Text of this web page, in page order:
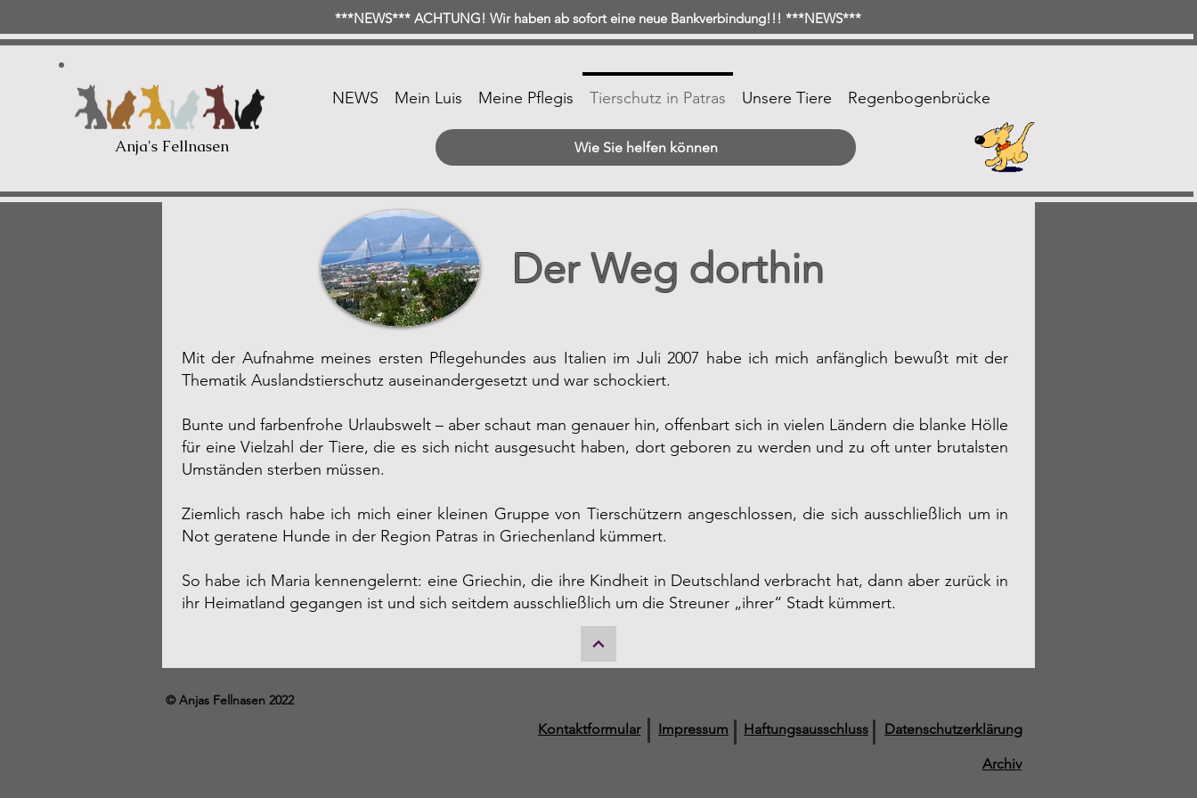
***NEWS*** ACHTUNG! Wir haben ab sofort eine neue Bankverbindung!!! ***NEWS***
Anja's Fellnasen
NEWS Mein Luis Meine Pflegis Tierschutz in Patras Unsere Tiere Regenbogenbrücke
Wie Sie helfen können
Der Weg dorthin
Mit der Aufnahme meines ersten Pflegehundes aus Italien im Juli 2007 habe ich mich anfänglich bewußt mit der
Thematik Auslandstierschutz auseinandergesetzt und war schockiert.
Bunte und farbenfrohe Urlaubswelt – aber schaut man genauer hin, offenbart sich in vielen Ländern die blanke Hölle
für eine Vielzahl der Tiere, die es sich nicht ausgesucht haben, dort geboren zu werden und zu oft unter brutalsten
Umständen sterben müssen.
Ziemlich rasch habe ich mich einer kleinen Gruppe von Tierschützern angeschlossen, die sich ausschließlich um in
Not geratene Hunde in der Region Patras in Griechenland kümmert.
So habe ich Maria kennengelernt: eine Griechin, die ihre Kindheit in Deutschland verbracht hat, dann aber zurück in
ihr Heimatland gegangen ist und sich seitdem ausschließlich um die Streuner „ihrer“ Stadt kümmert.
© Anjas Fellnasen 2022
Kontaktformular Impressum Haftungsausschluss Datenschutzerklärung
Archiv